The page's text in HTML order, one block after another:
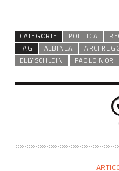
CATEGORIE POLITICA
TAG
ALBINEA ARCI
ELLY SCHLEIN
PAOLO NORI